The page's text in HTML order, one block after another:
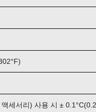
세서리) 사용 시 ±